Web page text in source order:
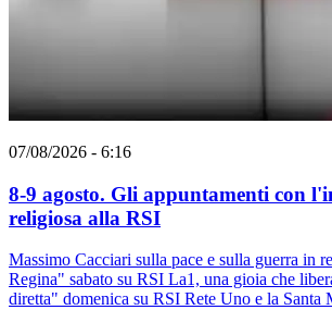
07/08/2026 - 6:16
8-9 agosto. Gli appuntamenti con
religiosa alla RSI
Massimo Cacciari sulla pace e sulla guerra in
Regina" sabato su RSI La1, una gioia che
diretta" domenica su RSI Rete Uno e la Santa